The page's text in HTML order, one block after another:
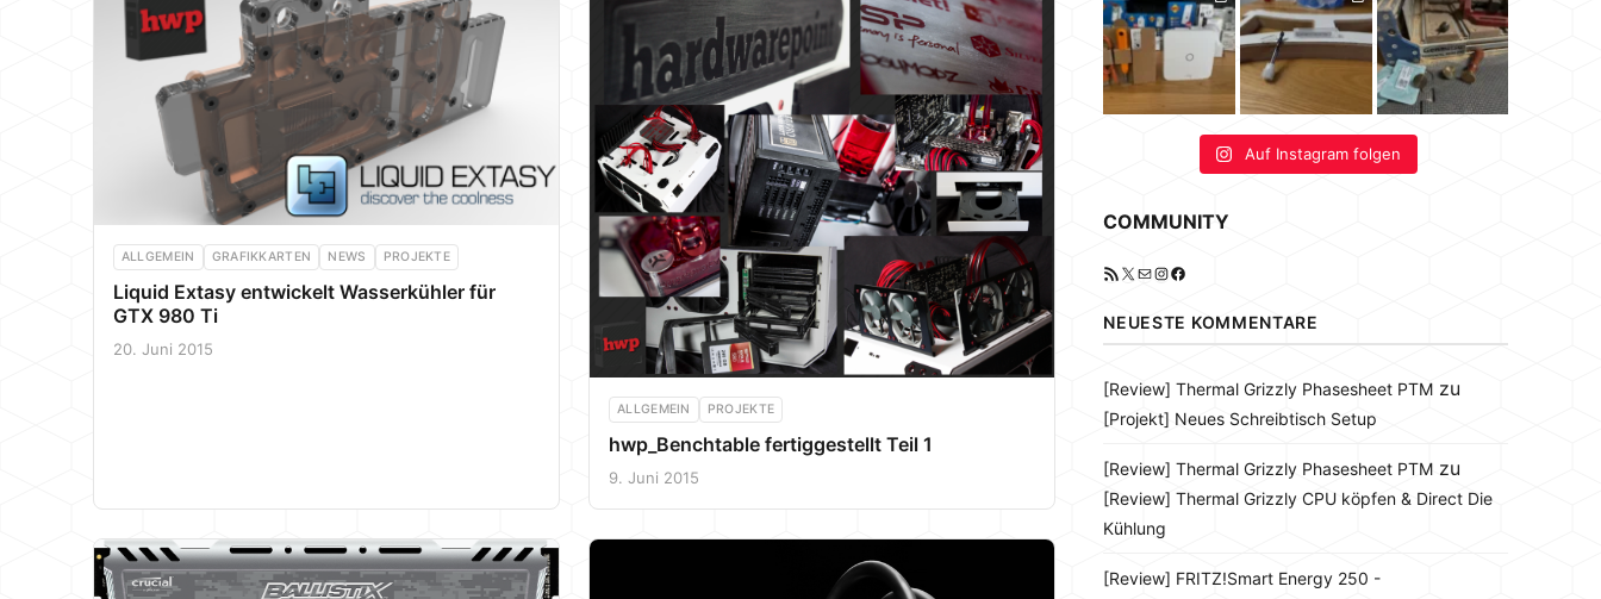
ALLGEMEIN GRAFIKKARTEN NEWS PROJEKTE
Liquid Extasy entwickelt Wasserkühler für
GTX 980 Ti
20. Juni 2015
ALLGEMEIN PROJEKTE
hwp_Benchtable fertiggestellt Teil 1
9. Juni 2015
Auf Instagram folgen
COMMUNITY
RSS-Feed
X E-MailInstagram
Facebook
NEUESTE KOMMENTARE
[Review] Thermal Grizzly Phasesheet PTM zu
[Projekt] Neues Schreibtisch Setup
[Review] Thermal Grizzly Phasesheet PTM zu
[Review] Thermal Grizzly CPU köpfen & Direct Die
Kühlung
[Review] FRITZ!Smart Energy 250 -